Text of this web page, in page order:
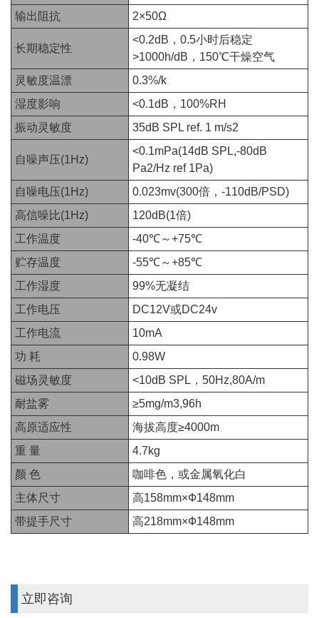
输出阻抗 2×50Ω
长期稳定性
<0.2dB，0.5小时后稳定
>1000h/dB，150℃干燥空气
灵敏度温漂
0.3%/k
湿度影响
<0.1dB，100%RH
振动灵敏度
35dB SPL ref. 1 m/s2
自噪声压(1Hz)
<0.1mPa(14dB SPL,-80dB
Pa2/Hz ref 1Pa)
自噪电压(1Hz)
0.023mv(300倍，-110dB/PSD)
高信噪比(1Hz)
120dB(1倍)
工作温度
-40℃～+75℃
贮存温度
-55℃～+85℃
工作湿度
99%无凝结
工作电压
DC12V或DC24v
工作电流
10mA
功 耗
0.98W
磁场灵敏度
<10dB SPL，50Hz,80A/m
耐盐雾
≥5mg/m3,96h
高原适应性
海拔高度≥4000m
重 量
4.7kg
颜 色
咖啡色，或金属氧化白
主体尺寸
高158mm×Ф148mm
带提手尺寸
高218mm×Ф148mm
立即咨询